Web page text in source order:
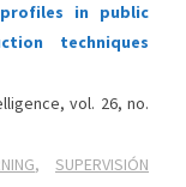
in public
techniques
vol. 26,no.
,SUPERVISIÓN